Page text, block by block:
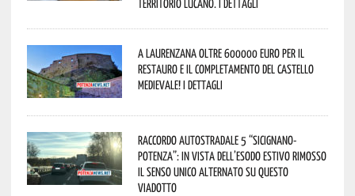
territorio lucano. I dettagli
A Laurenzana oltre 600000 euro per il
restauro e il completamento del Castello
Medievale! I dettagli
Raccordo Autostradale 5 “Sicignano-
Potenza”: in vista dell’esodo estivo rimosso
il senso unico alternato su questo
viadotto